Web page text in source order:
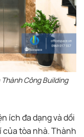
Công Building
ích đa dạng và dồi
của tòa nhà. Thành